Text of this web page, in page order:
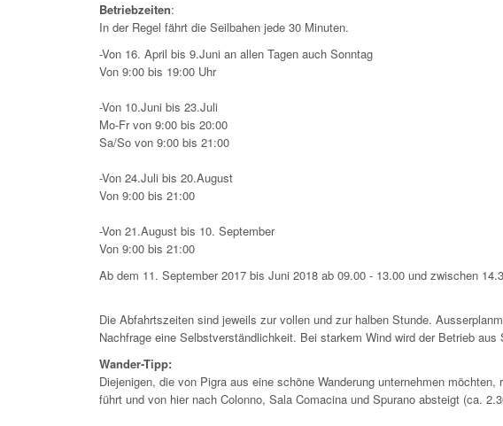
Betriebzeiten:
In der Regel fährt die Seilbahen jede 30 Minuten.
-Von 16. April bis 9.Juni an allen Tagen auch Sonntag
Von 9:00 bis 19:00 Uhr
-Von 10.Juni bis 23.Juli
Mo-Fr von 9:00 bis 20:00
Sa/So von 9:00 bis 21:00
-Von 24.Juli bis 20.August
Von 9:00 bis 21:00
-Von 21.August bis 10. September
Von 9:00 bis 21:00
Ab dem 11. September 2017 bis Juni 2018 ab 09.00 - 13.00 und zwischen
Die Abfahrtszeiten sind jeweils zur vollen und zur halben Stunde.
Nachfrage eine Selbstverständlichkeit. Bei starkem Wind wird der Betrieb aus
Wander-Tipp:
Diejenigen, die von Pigra aus eine schöne Wanderung unternehmen
führt und von hier nach Colonno, Sala Comacina und Spurano absteigt (ca.